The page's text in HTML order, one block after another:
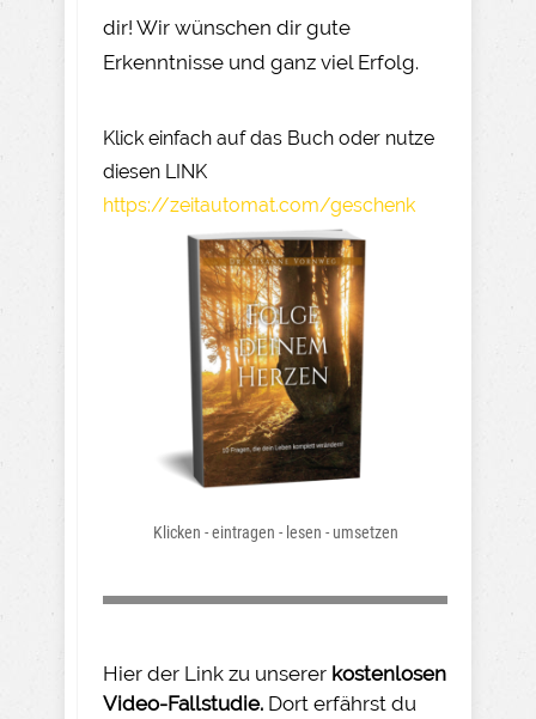
dir! Wir wünschen dir gute
Erkenntnisse und ganz viel Erfolg.
Klick einfach auf das Buch oder nutze
diesen LINK
https://zeitautomat.com/geschenk
Klicken - eintragen - lesen - umsetzen
Hier der Link zu unserer kostenlosen
Video-Fallstudie. Dort erfährst du